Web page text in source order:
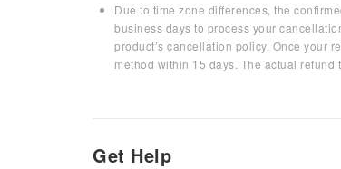
Due to time zone differences, the
business days to process your
product’s cancellation policy. Once your
method within 15 days. The actual refund
Get Help